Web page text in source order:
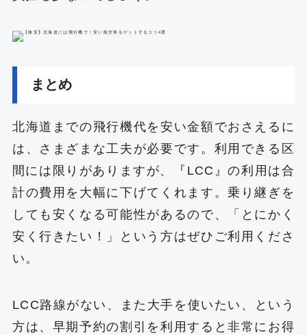
まとめ
北海道までの飛行機代を安い金額でおさえるに
は、さまざまな工夫が必要です。利用できる区
間には限りがありますが、『LCC』の利用は合
計の費用を大幅に下げてくれます。乗り継ぎを
しても安くなる可能性があるので、「とにかく
安く行きたい！」という方はぜひご利用くださ
い。
LCC路線がない、また大手を使いたい、という
方は、早期予約の割引を利用すると非常にお得